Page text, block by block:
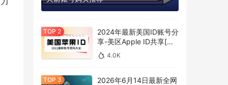
2024年最新美国ID账号分
享-美区Apple ID共享[免
费更新]
4.0K
2026年6月14日最新全网